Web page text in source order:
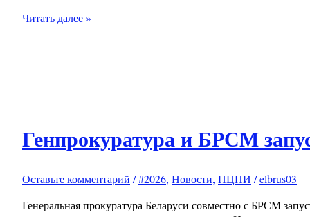
Читать далее »
Генпрокуратура и БРСМ
Оставьте комментарий /#2026, Новости, ПЦПИ /elbrus03
Генеральная прокуратура Беларуси совместно с БРСМ